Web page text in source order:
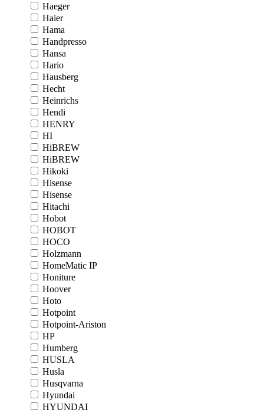
Haeger
Haier
Hama
Handpresso
Hansa
Hario
Hausberg
Hecht
Heinrichs
Hendi
HENRY
HI
HiBREW
HiBREW
Hikoki
Hisense
Hisense
Hitachi
Hobot
HOBOT
HOCO
Holzmann
HomeMatic IP
Honiture
Hoover
Hoto
Hotpoint
Hotpoint-Ariston
HP
Humberg
HUSLA
Husla
Husqvarna
Hyundai
HYUNDAI